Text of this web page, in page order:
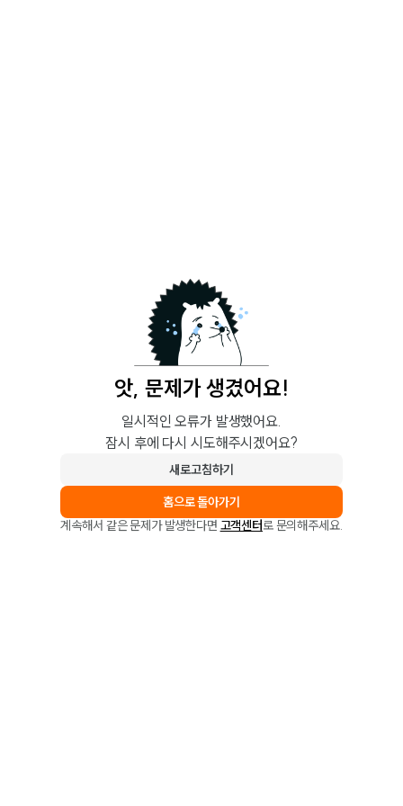
앗, 문제가 생겼어요!
일시적인 오류가 발생했어요.
잠시 후에 다시 시도해주시겠어요?
새로고침하기
홈으로 돌아가기
계속해서 같은 문제가 발생한다면 고객센터로 문의해주세요.